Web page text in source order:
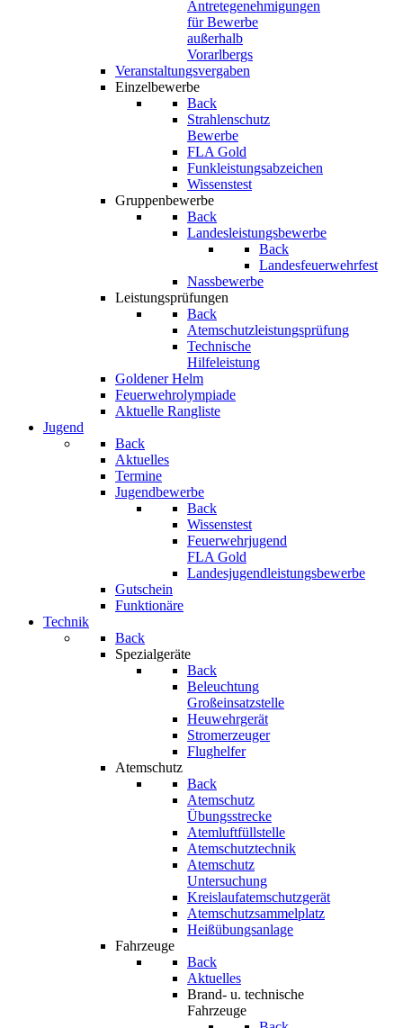
Antretegenehmigungen
für Bewerbe
außerhalb
Vorarlbergs
Veranstaltungsvergaben
Einzelbewerbe
Back
Strahlenschutz
Bewerbe
FLA Gold
Funkleistungsabzeichen
Wissenstest
Gruppenbewerbe
Back
Landesleistungsbewerbe
Back
Landesfeuerwehrfest
Nassbewerbe
Leistungsprüfungen
Back
Atemschutzleistungsprüfung
Technische
Hilfeleistung
Goldener Helm
Feuerwehrolympiade
Aktuelle Rangliste
Jugend
Back
Aktuelles
Termine
Jugendbewerbe
Back
Wissenstest
Feuerwehrjugend
FLA Gold
Landesjugendleistungsbewerbe
Gutschein
Funktionäre
Technik
Back
Spezialgeräte
Back
Beleuchtung
Großeinsatzstelle
Heuwehrgerät
Stromerzeuger
Flughelfer
Atemschutz
Back
Atemschutz
Übungsstrecke
Atemluftfüllstelle
Atemschutztechnik
Atemschutz
Untersuchung
Kreislaufatemschutzgerät
Atemschutzsammelplatz
Heißübungsanlage
Fahrzeuge
Back
Aktuelles
Brand- u. technische
Fahrzeuge